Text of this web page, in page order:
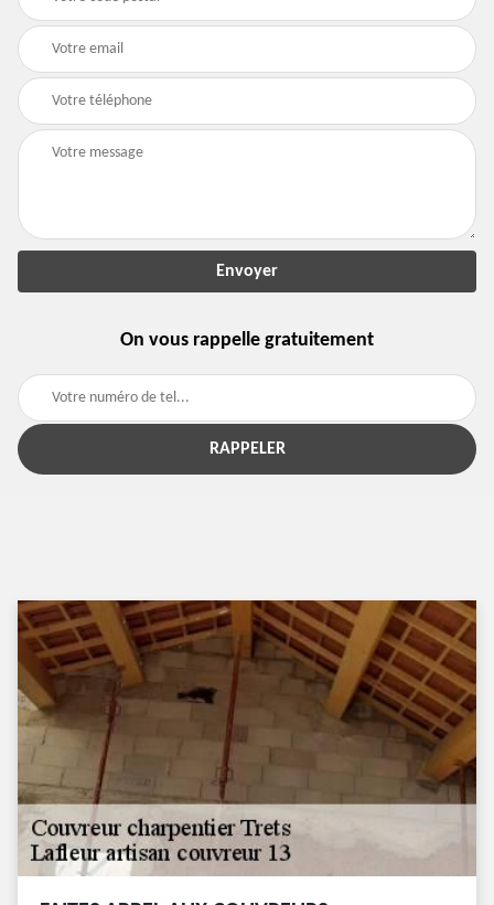
On vous rappelle gratuitement